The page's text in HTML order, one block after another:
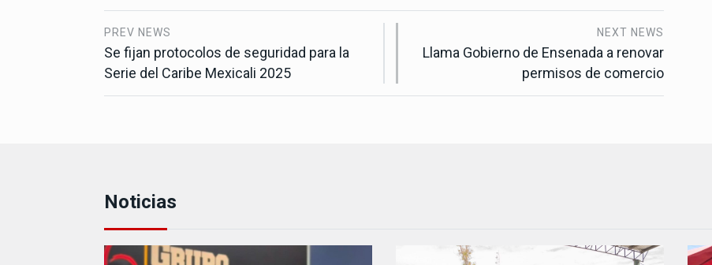
PREV NEWS
Se fijan protocolos de seguridad para la
Serie del Caribe Mexicali 2025
NEXT NEWS
Llama Gobierno de Ensenada a renovar
permisos de comercio
Noticias